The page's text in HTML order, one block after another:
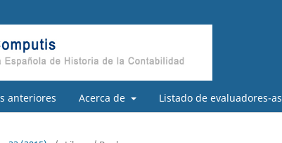
anteriores Acerca de Listado de evaluadores-as